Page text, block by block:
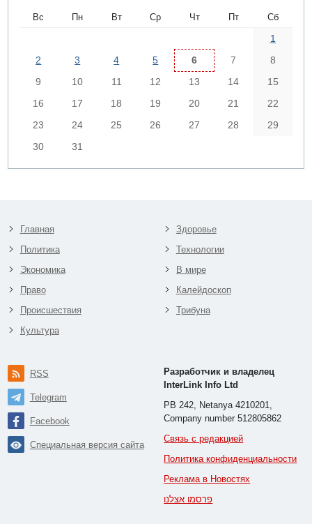
Вс Пн Вт Ср Чт Пт Сб
1
2
3 4 5 6 7
8
9
10 11 12 13 14
15
16
17 18 19 20 21
22
23
24 25 26 27 28
29
30
31
Главная
Политика
Экономика
Право
Происшествия
Культура
Здоровье
Технологии
В мире
Калейдоскоп
Трибуна
RSS
Telegram
Facebook
Специальная версия сайта
Разработчик и владелец
InterLink Info Ltd
PB 242, Netanya 4210201,
Company number 512805862
Связь с редакцией
Политика конфиденциальности
Реклама в Новостях
פרסמו אצלנו